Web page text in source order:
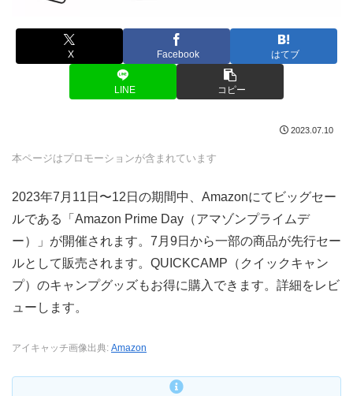
X Facebook はてブ
LINE コピー
2023.07.10
本ページはプロモーションが含まれています
2023年7月11日〜12日の期間中、Amazonにてビッグセー
ルである「Amazon Prime Day（アマゾンプライムデ
ー）」が開催されます。7月9日から一部の商品が先行セー
ルとして販売されます。QUICKCAMP（クイックキャン
プ）のキャンプグッズもお得に購入できます。詳細をレビ
ューします。
アイキャッチ画像出典: Amazon